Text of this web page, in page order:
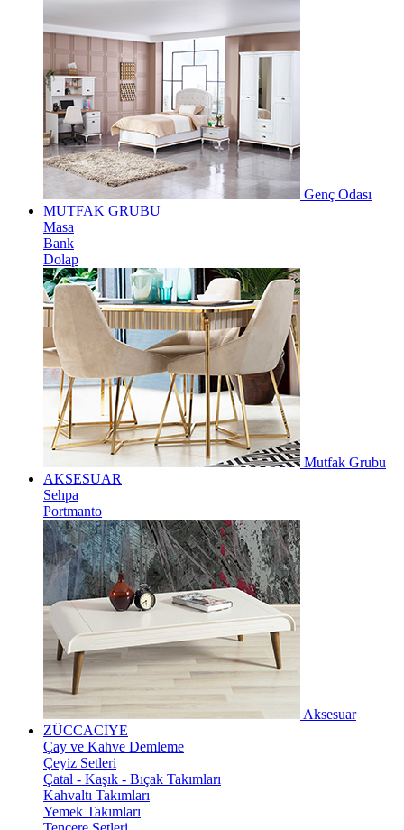
Genç Odası
MUTFAK GRUBU
Masa
Bank
Dolap
Mutfak Grubu
AKSESUAR
Sehpa
Portmanto
Aksesuar
ZÜCCACİYE
Çay ve Kahve Demleme
Çeyiz Setleri
Çatal - Kaşık - Bıçak Takımları
Kahvaltı Takımları
Yemek Takımları